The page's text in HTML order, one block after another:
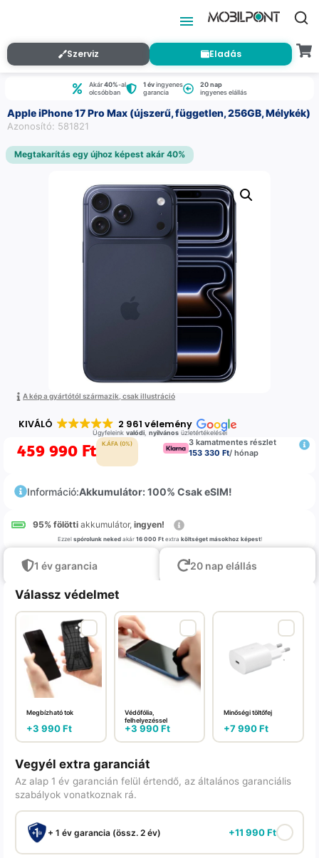
Szerviz Eladás
Akár40%-al
olcsóbban
1 évingyenes
garancia
20 nap
ingyenes elállás
Apple iPhone 17 Pro Max (újszerű, független, 256GB, Mélykék)
Azonosító: 581821
Megtakarítás egy újhoz képest akár 40%
A kép a gyártótól származik, csak illustráció
KIVÁLÓ 2 961 vélemény
Ügyfeleink valódi, nyilvánosüzletértékelései
459 990 Ft K.ÁFA (0%)
3 kamatmentes részlet
153 330 Ft/ hónap
Információ:Akkumulátor: 100% Csak eSIM!
95% fölötti akkumulátor, ingyen!
Ezzel spórolunk nekedakár 16 000 Ftextra költséget másokhoz képest!
1 év garancia 20 nap elállás
Válassz védelmet
Megbízható tok
+3 990Ft
Védőfólia,
felhelyezéssel
+3 990Ft
Minőségi töltőfej
+7 990Ft
Vegyél extra garanciát
Az alap 1 év garancián felül értendő, az általános garanciális
szabályok vonatkoznak rá.
+ 1 év garancia (össz. 2 év) +11 990Ft